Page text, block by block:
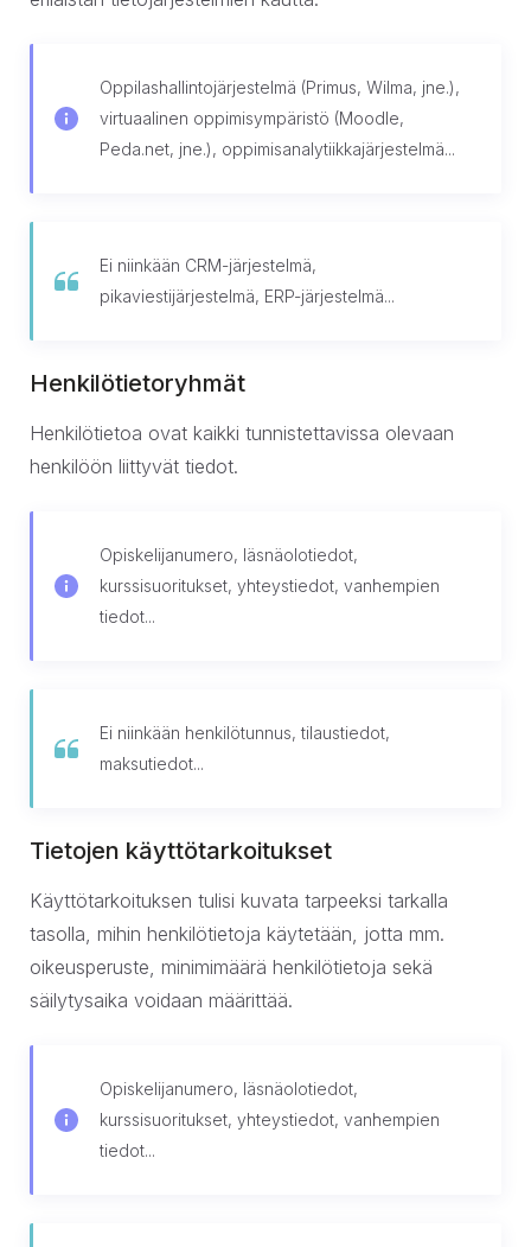
Oppilashallintojärjestelmä (Primus, Wilma, jne.),
virtuaalinen oppimisympäristö (Moodle,
Peda.net, jne.), oppimisanalytiikkajärjestelmä...
Ei niinkään CRM-järjestelmä,
pikaviestijärjestelmä, ERP-järjestelmä...
Henkilötietoryhmät
Henkilötietoa ovat kaikki tunnistettavissa olevaan
henkilöön liittyvät tiedot.
Opiskelijanumero, läsnäolotiedot,
kurssisuoritukset, yhteystiedot, vanhempien
tiedot...
Ei niinkään henkilötunnus, tilaustiedot,
maksutiedot...
Tietojen käyttötarkoitukset
Käyttötarkoituksen tulisi kuvata tarpeeksi tarkalla
tasolla, mihin henkilötietoja käytetään, jotta mm.
oikeusperuste, minimimäärä henkilötietoja sekä
säilytysaika voidaan määrittää.
Opiskelijanumero, läsnäolotiedot,
kurssisuoritukset, yhteystiedot, vanhempien
tiedot...